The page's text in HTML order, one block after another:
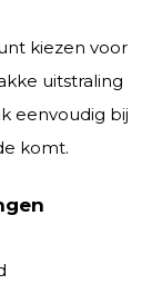
kiezen voor
uitstraling
eenvoudig bij
komt.